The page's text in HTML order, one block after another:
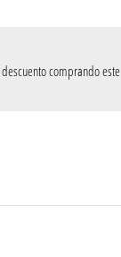
comprando este